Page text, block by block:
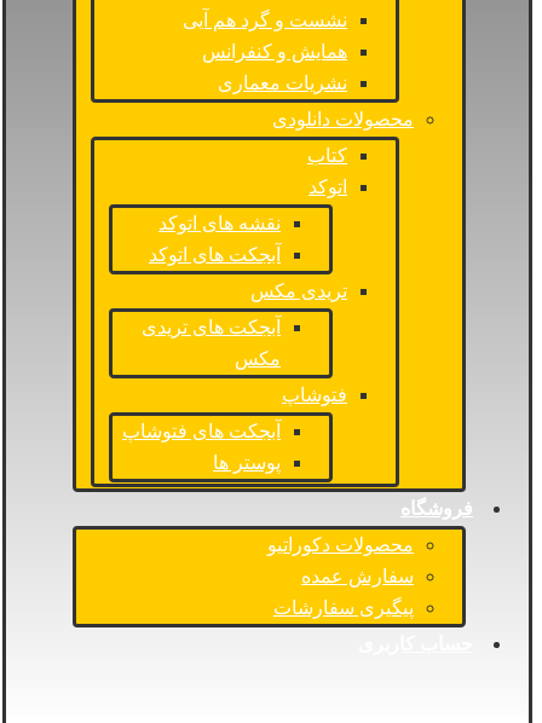
نشست و گرد هم آیی
همایش و کنفرانس
نشریات معماری
محصولات دانلودی
کتاب
اتوکد
نقشه های اتوکد
آبجکت های اتوکد
تریدی مکس
آبجکت های تریدی
مکس
فتوشاپ
آبجکت های فتوشاپ
پوستر ها
فروشگاه
محصولات دکوراتیو
سفارش عمده
پیگیری سفارشات